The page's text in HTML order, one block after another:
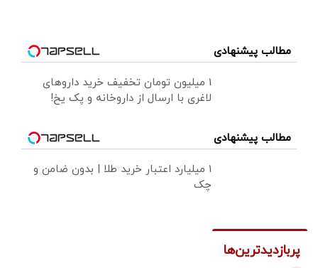
مطالب پیشنهادی
1 میلیون تومان تخفیف خرید داروهای
لاغری با ارسال از داروخانه و پک یخ!
مطالب پیشنهادی
۱ میلیارد اعتبار خرید طلا | بدون ضامن و
چک
پربازدیدترین‌ها